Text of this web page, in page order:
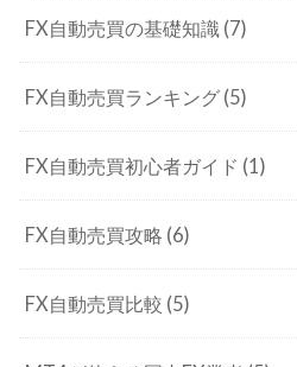
FX自動売買の基礎知識 (7)
FX自動売買ランキング (5)
FX自動売買初心者ガイド (1)
FX自動売買攻略 (6)
FX自動売買比較 (5)